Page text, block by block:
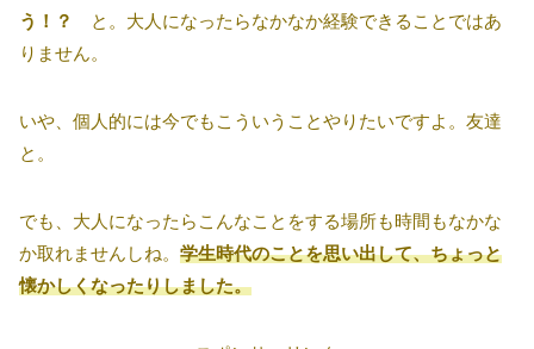
う！？
と。大人になったらなかなか経験できることではあ
りません。
いや、個人的には今でもこういうことやりたいですよ。友達
と。
でも、大人になったらこんなことをする場所も時間もなかな
か取れませんしね。 学生時代のことを思い出して、ちょっと
懐かしくなったりしました。